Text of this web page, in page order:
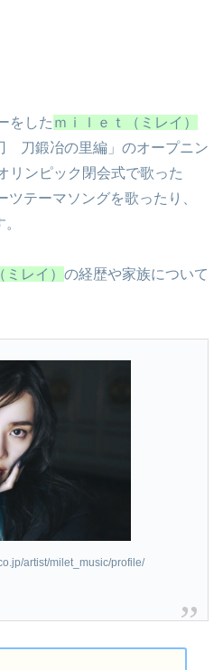
をした ｍｉｌｅｔ（ミレイ）
刀鍛冶の里編」のオープニン
リンピック閉会式で歌った
テーマソングを歌ったり、
レイ） の経歴や家族について
artist/milet_music/profile/